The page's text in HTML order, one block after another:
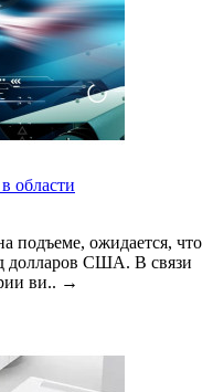
области
подъеме, ожидается, что
долларов США. В связи
ви.. →